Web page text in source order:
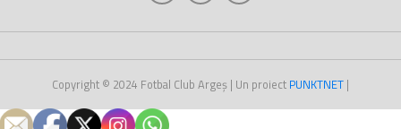
Copyright © 2024 Fotbal Club Argeș | Un proiect PUNKTNET |